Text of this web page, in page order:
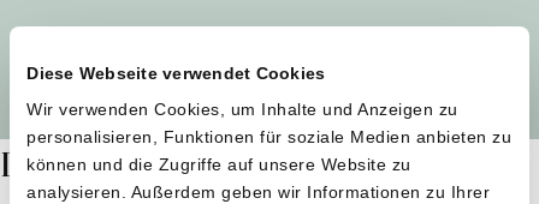
Diese Webseite verwendet Cookies
Wir verwenden Cookies, um Inhalte und Anzeigen zu
personalisieren, Funktionen für soziale Medien anbieten zu
können und die Zugriffe auf unsere Website zu
analysieren. Außerdem geben wir Informationen zu Ihrer
Dafür stehen wir